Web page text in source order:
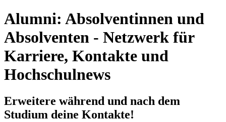
Alumni: Absolventinnen und
Absolventen - Netzwerk für
Karriere, Kontakte und
Hochschulnews
Erweitere während und nach dem
Studium deine Kontakte!